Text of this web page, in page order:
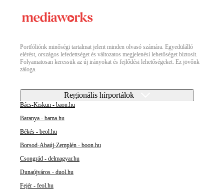
Portfóliónk minőségi tartalmat jelent minden olvasó számára. Egyedülálló
elérést, országos lefedettséget és változatos megjelenési lehetőséget biztosít.
Folyamatosan keressük az új irányokat és fejlődési lehetőségeket. Ez jövőnk
záloga.
Regionális hírportálok
Bács-Kiskun - baon.hu
Baranya - bama.hu
Békés - beol.hu
Borsod-Abaúj-Zemplén - boon.hu
Csongrád - delmagyar.hu
Dunaújváros - duol.hu
Fejér - feol.hu